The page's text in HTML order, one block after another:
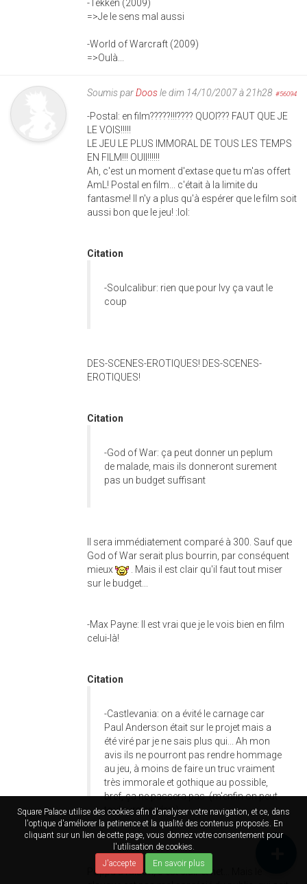
Square Palace utilise des cookies afin d'analyser votre navigation, et ce, dans
l'optique d'améliorer la petinence et la qualité des contenus proposés. En
cliquant sur un lien de cette page, vous donnez votre consentement pour
l'utilisation de cookies.
J'accepte
En savoir plus
-Tekken (2009)
=>Je le sens mal aussi
-World of Warcraft (2009)
=>Oulà...
Soumis parDoosle dim 14/10/2007 à 21h28 #56094
-Postal: en film?????!!!???? QUOI??? FAUT QUE JE
LE VOIS!!!!!
LE JEU LE PLUS IMMORAL DE TOUS LES TEMPS
EN FILM!!! OUII!!!!!!
Ah, c'est un moment d'extase que tu m'as offert
AmL! Postal en film... c'était à la limite du
fantasme! Il n'y a plus qu'à espérer que le film soit
aussi bon que le jeu! :lol:
Citation
-Soulcalibur: rien que pour Ivy ça vaut le
coup
DES-SCENES-EROTIQUES! DES-SCENES-
EROTIQUES!
Citation
-God of War: ça peut donner un peplum
de malade, mais ils donneront surement
pas un budget suffisant
Il sera immédiatement comparé à 300. Sauf que
God of War serait plus bourrin, par conséquent
mieux
. Mais il est clair qu'il faut tout miser
sur le budget...
-Max Payne: Il est vrai que je le vois bien en film
celui-là!
Citation
-Castlevania: on a évité le carnage car
Paul Anderson était sur le projet mais a
été viré par je ne sais plus qui... Ah mon
avis ils ne pourront pas rendre hommage
au jeu, à moins de faire un truc vraiment
très immorale et gothique au possible,
bref, ça ne passera pas. (m'enfin on peut
toujours espérer)
Poppu a raison, c'est clair et net... Mais le